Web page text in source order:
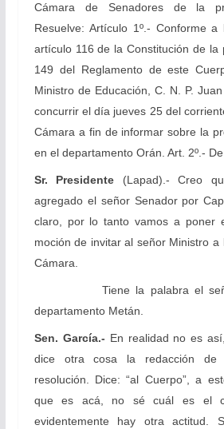
Cámara de Senadores de la
Resuelve: Artículo 1º.- Conforme
artículo 116 de la Constitución de la
149 del Reglamento de este
Ministro de Educación, C. N. P.
concurrir el día jueves 25 del
Cámara a fin de informar sobre la
en el departamento Orán. Art. 2º.-
Sr. Presidente (Lapad).- Creo
agregado el señor Senador por
claro, por lo tanto vamos a poner
moción de invitar al señor Ministro a
Cámara.
Tiene la palabra el señor
departamento Metán.
Sen. García.- En realidad no es
dice otra cosa la redacción de
resolución. Dice: “al Cuerpo”, a
que es acá, no sé cuál es el
evidentemente hay otra actitud.